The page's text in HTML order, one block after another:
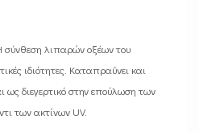
σύνθεση λιπαρών οξέων του
ιδιότητες. Καταπραΰνει και
ως διεγερτικό στην επούλωση των
των ακτίνων UV.